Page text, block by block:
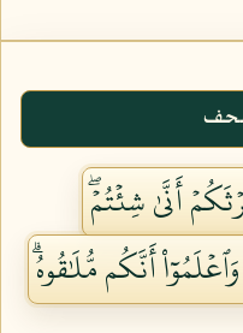
أَنَّىٰ شِئۡتُمۡۖ
أَنَّكُم مُّلَٰقُوهُۗ